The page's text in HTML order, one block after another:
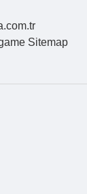
Sitemap